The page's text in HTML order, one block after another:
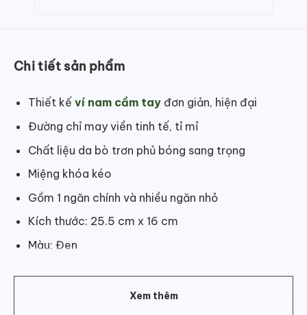
Chi tiết sản phẩm
Thiết kế ví nam cầm tayđơn giản, hiện đại
Đường chỉ may viền tinh tế, tỉ mỉ
Chất liệu da bò trơn phủ bóng sang trọng
Miệng khóa kéo
Gồm 1 ngăn chính và nhiều ngăn nhỏ
Kích thước: 25.5 cm x 16 cm
Màu: Đen
Xem thêm